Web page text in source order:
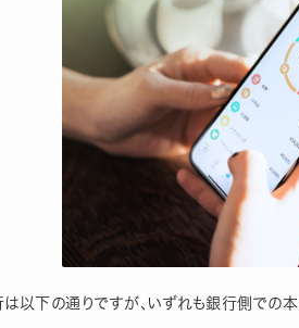
以下の通りですが、いずれも銀行側での